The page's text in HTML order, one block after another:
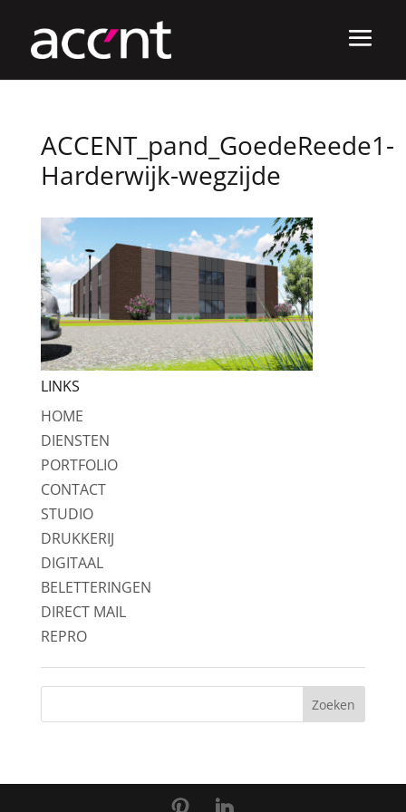
ACCENT_pand_GoedeReede1-
Harderwijk-wegzijde
LINKS
HOME
DIENSTEN
PORTFOLIO
CONTACT
STUDIO
DRUKKERIJ
DIGITAAL
BELETTERINGEN
DIRECT MAIL
REPRO